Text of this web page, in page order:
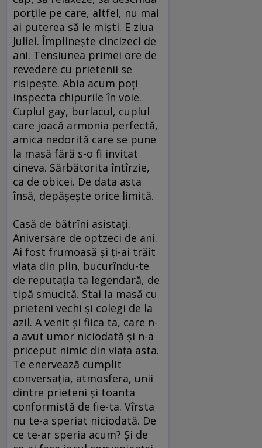
porţile pe care, altfel, nu mai
ai puterea să le mişti. E ziua
Juliei. Împlineşte cincizeci de
ani. Tensiunea primei ore de
revedere cu prietenii se
risipeşte. Abia acum poţi
inspecta chipurile în voie.
Cuplul gay, burlacul, cuplul
care joacă armonia perfectă,
amica nedorită care se pune
la masă fără s-o fi invitat
cineva. Sărbătorita întîrzie,
ca de obicei. De data asta
însă, depăşeşte orice limită.
Casă de bătrîni asistaţi.
Aniversare de optzeci de ani.
Ai fost frumoasă şi ţi-ai trăit
viaţa din plin, bucurîndu-te
de reputaţia ta legendară, de
tipă smucită. Stai la masă cu
prieteni vechi şi colegi de la
azil. A venit şi fiica ta, care n-
a avut umor niciodată şi n-a
priceput nimic din viaţa asta.
Te enervează cumplit
conversaţia, atmosfera, unii
dintre prieteni şi toanta
conformistă de fie-ta. Vîrsta
nu te-a speriat niciodată. De
ce te-ar speria acum? Şi de